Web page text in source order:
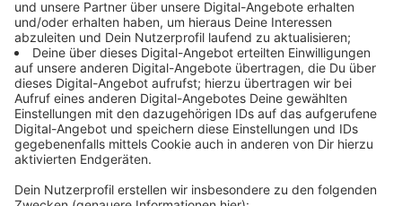
Erlaubt sind nur leichte Tätigkeiten, z. B. Nachhilfe
geben, Zeitungen austragen oder
Nachbarschaftshilfe wie Gartenarbeit.
Die Arbeitszeit ist auf maximal 2 Stunden pro Tag
begrenzt (in der Landwirtschaft bis zu 3 Stunden).
Gearbeitet werden darf nur zwischen 8:00 Uhr und
18:00 Uhr.